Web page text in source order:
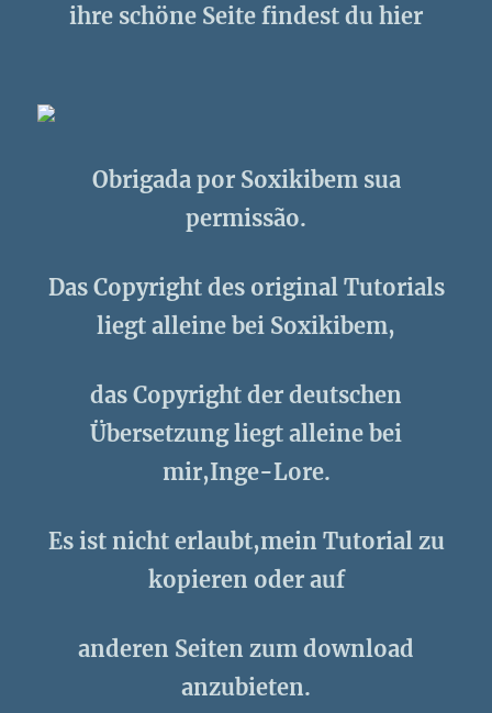
ihre schöne Seite findest du hier
Obrigada por Soxikibem sua
permissão.
Das Copyright des original Tutorials
liegt alleine bei Soxikibem,
das Copyright der deutschen
Übersetzung liegt alleine bei
mir,Inge-Lore.
Es ist nicht erlaubt,mein Tutorial zu
kopieren oder auf
anderen Seiten zum download
anzubieten.